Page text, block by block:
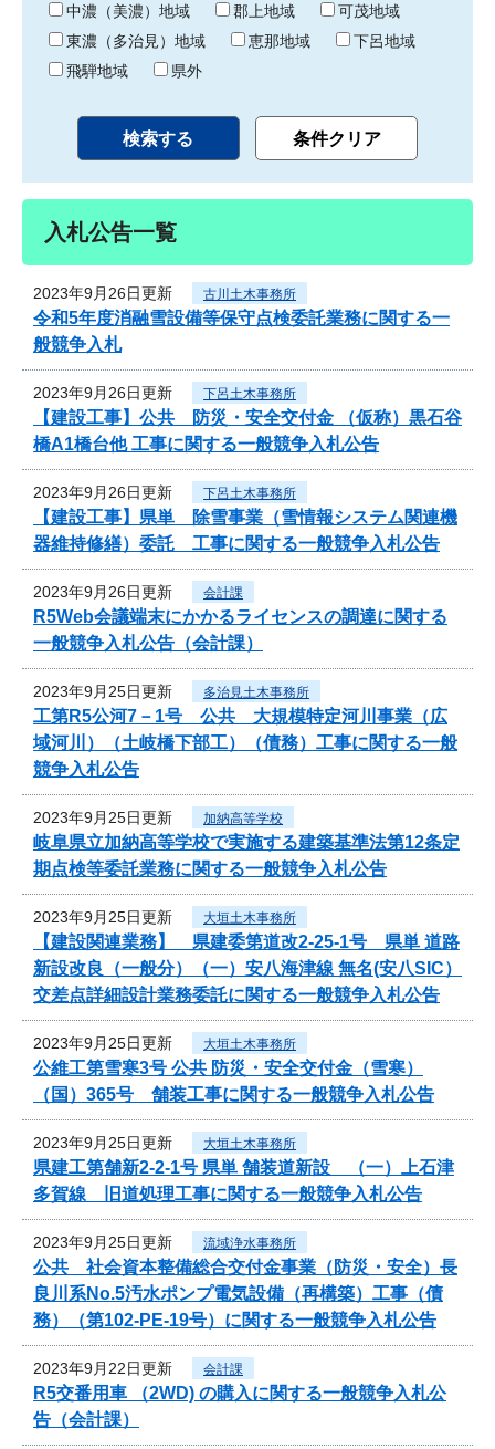
中濃（美濃）地域
郡上地域
可茂地域
東濃（多治見）地域
恵那地域
下呂地域
飛騨地域
県外
入札公告一覧
2023年9月26日更新 古川土木事務所
令和5年度消融雪設備等保守点検委託業務に関する一
般競争入札
2023年9月26日更新 下呂土木事務所
【建設工事】公共 防災・安全交付金 （仮称）黒石谷
橋A1橋台他 工事に関する一般競争入札公告
2023年9月26日更新 下呂土木事務所
【建設工事】県単 除雪事業（雪情報システム関連機
器維持修繕）委託 工事に関する一般競争入札公告
2023年9月26日更新 会計課
R5Web会議端末にかかるライセンスの調達に関する
一般競争入札公告（会計課）
2023年9月25日更新 多治見土木事務所
工第R5公河7－1号 公共 大規模特定河川事業（広
域河川）（土岐橋下部工）（債務）工事に関する一般
競争入札公告
2023年9月25日更新 加納高等学校
岐阜県立加納高等学校で実施する建築基準法第12条定
期点検等委託業務に関する一般競争入札公告
2023年9月25日更新 大垣土木事務所
【建設関連業務】 県建委第道改2-25-1号 県単 道路
新設改良（一般分）（一）安八海津線 無名(安八SIC）
交差点詳細設計業務委託に関する一般競争入札公告
2023年9月25日更新 大垣土木事務所
公維工第雪寒3号 公共 防災・安全交付金（雪寒）
（国）365号 舗装工事に関する一般競争入札公告
2023年9月25日更新 大垣土木事務所
県建工第舗新2-2-1号 県単 舗装道新設 （一）上石津
多賀線 旧道処理工事に関する一般競争入札公告
2023年9月25日更新 流域浄水事務所
公共 社会資本整備総合交付金事業（防災・安全）長
良川系No.5汚水ポンプ電気設備（再構築）工事（債
務）（第102-PE-19号）に関する一般競争入札公告
2023年9月22日更新 会計課
R5交番用車 （2WD) の購入に関する一般競争入札公
告（会計課）